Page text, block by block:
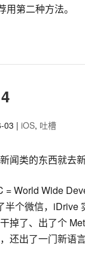
用第二种方法。
03 | iOS, 吐槽
闻类的东西就去
= World Wide
半个微信，iDrive
掉了、出了个
还出了一门新语